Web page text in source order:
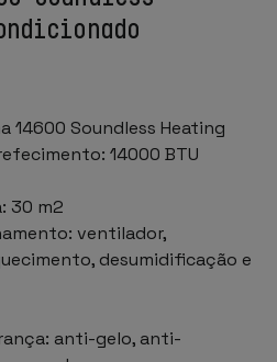
14600 Soundless Heating
14000 BTU
30 m2
ventilador,
desumidificação e
anti-gelo, anti-